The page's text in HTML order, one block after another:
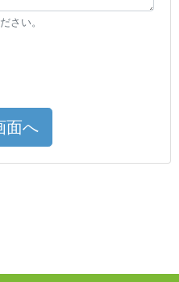
さい。
面へ